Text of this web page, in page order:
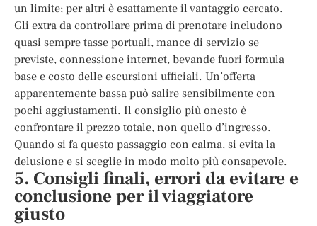
un limite; per altri è esattamente il vantaggio cercato.
Gli extra da controllare prima di prenotare includono
quasi sempre tasse portuali, mance di servizio se
previste, connessione internet, bevande fuori formula
base e costo delle escursioni ufficiali. Un’offerta
apparentemente bassa può salire sensibilmente con
pochi aggiustamenti. Il consiglio più onesto è
confrontare il prezzo totale, non quello d’ingresso.
Quando si fa questo passaggio con calma, si evita la
delusione e si sceglie in modo molto più consapevole.
5. Consigli finali, errori da evitare e
conclusione per il viaggiatore
giusto